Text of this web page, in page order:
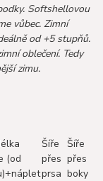
Softshellovou
vůbec. Zimní
od +5 stupňů.
oblečení. Tedy
zimu.
(od
Šíře
přes
prsa
Šíře
přes
boky